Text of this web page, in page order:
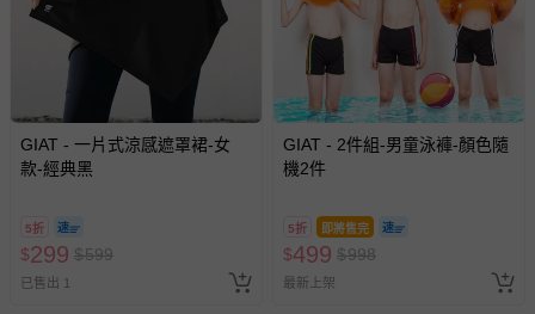
GIAT - 一片式涼感遮罩裙-女
款-經典黑
5折
$299 $599
已售出 1
GIAT - 2件組-男童泳褲-顏色隨
機2件
5折 即將售完
$499 $998
最新上架